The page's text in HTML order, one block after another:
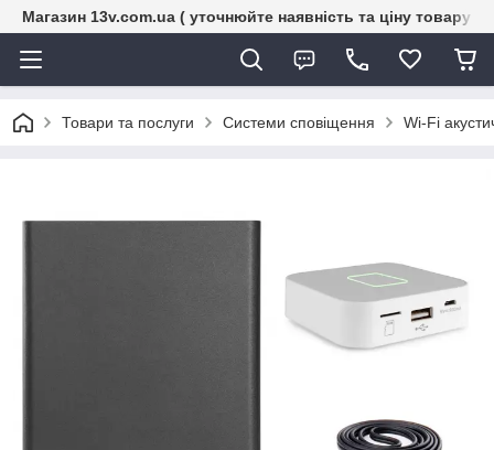
Магазин 13v.com.ua ( уточнюйте наявність та ціну товару
Товари та послуги Системи сповіщення Wi-Fi